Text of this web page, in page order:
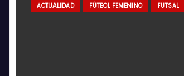
ACTUALIDAD FÚTBOL FEMENINO FUTSAL